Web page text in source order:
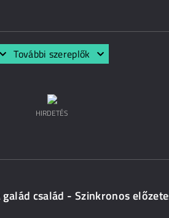
További szereplők
HIRDETÉS
család - Szinkronos